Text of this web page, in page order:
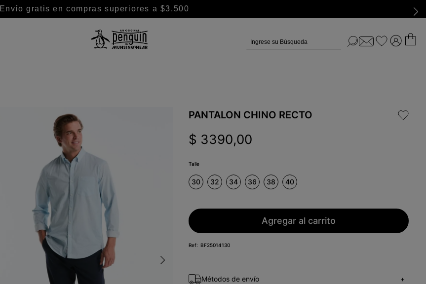
Envío gratis en compras superiores a $3.500
PANTALON CHINO RECTO
$ 3390,00
Talle
30 32 34 36 38 40
Agregar al carrito
BF25014130
Métodos de envío +
remeras
pantalon
buzo
7
campera
.
10.